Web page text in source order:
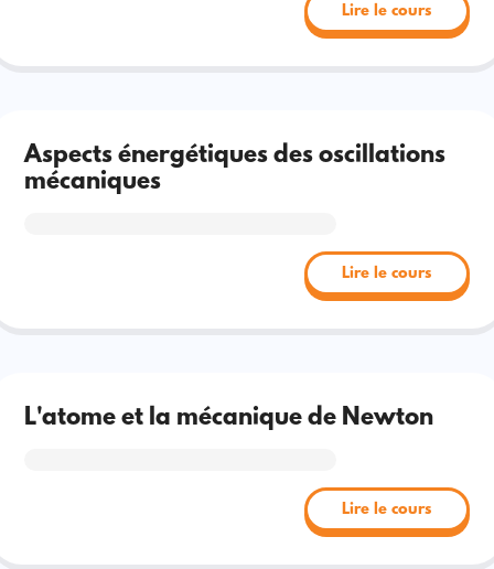
Lire le cours
Aspects énergétiques des oscillations
mécaniques
Lire le cours
L'atome et la mécanique de Newton
Lire le cours